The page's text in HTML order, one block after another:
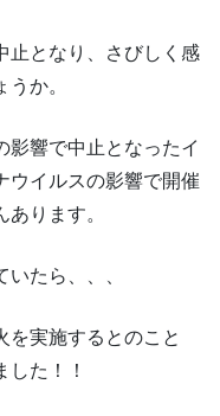
止となり、さびしく感
か。
影響で中止となったイ
ウイルスの影響で開催
ります。
たら、、、
を実施するとのこと
た！！